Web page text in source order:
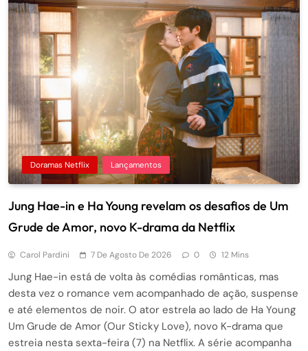
Doramas Netflix Lançamentos
Jung Hae-in e Ha Young revelam os desafios de Um
Grude de Amor, novo K-drama da Netflix
Carol Pardini 7 De Agosto De 2026 0 12 Mins
Jung Hae-in está de volta às comédias românticas, mas
desta vez o romance vem acompanhado de ação, suspense
e até elementos de noir. O ator estrela ao lado de Ha Young
Um Grude de Amor (Our Sticky Love), novo K-drama que
estreia nesta sexta-feira (7) na Netflix. A série acompanha